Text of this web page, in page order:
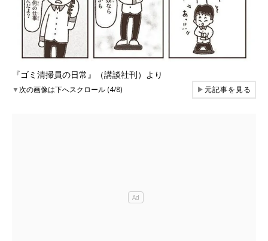
『ゴミ清掃員の日常』（講談社刊）より
▼次の画像は下へスクロール (4/8) ▶元記事を見る